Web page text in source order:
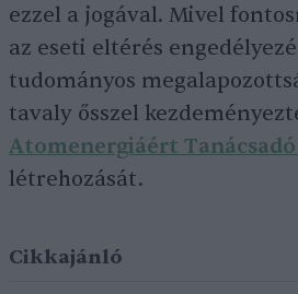
ezzel a jogával. Mivel
az eseti eltérés
tudományos
tavaly ősszel
Atomenergiáért
létrehozását.
Cikkajánló